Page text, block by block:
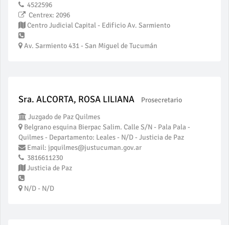
4522596
Centrex: 2096
Centro Judicial Capital - Edificio Av. Sarmiento
Av. Sarmiento 431 - San Miguel de Tucumán
Sra. ALCORTA, ROSA LILIANA
Prosecretario
Juzgado de Paz Quilmes
Belgrano esquina Bierpac Salim. Calle S/N - Pala Pala -
Quilmes - Departamento: Leales - N/D - Justicia de Paz
Email: jpquilmes@justucuman.gov.ar
3816611230
Justicia de Paz
N/D - N/D